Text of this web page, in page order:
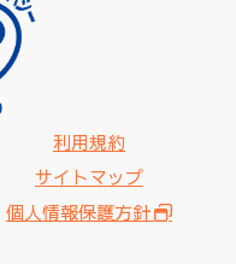
利用規約
サイトマップ
個人情報保護方針